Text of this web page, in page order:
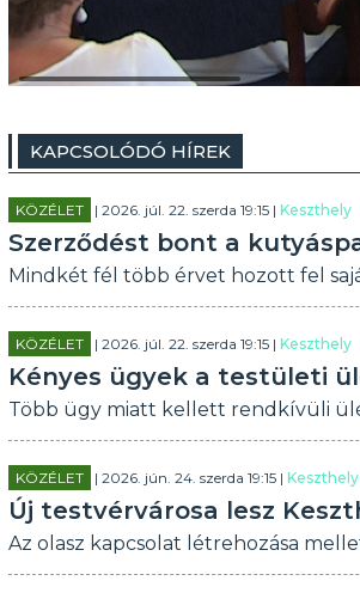
KAPCSOLÓDÓ HÍREK
KÖZÉLET | 2026. júl. 22. szerda 19:15 | Keszthely
Szerződést bont a
Mindkét fél több érvet hozott fel
KÖZÉLET | 2026. júl. 22. szerda 19:15 | Keszthely
Kényes ügyek a testületi
Több ügy miatt kellett rendkívüli
KÖZÉLET | 2026. jún. 24. szerda 19:15 | Keszthely
Új testvérvárosa lesz
Az olasz kapcsolat létrehozása